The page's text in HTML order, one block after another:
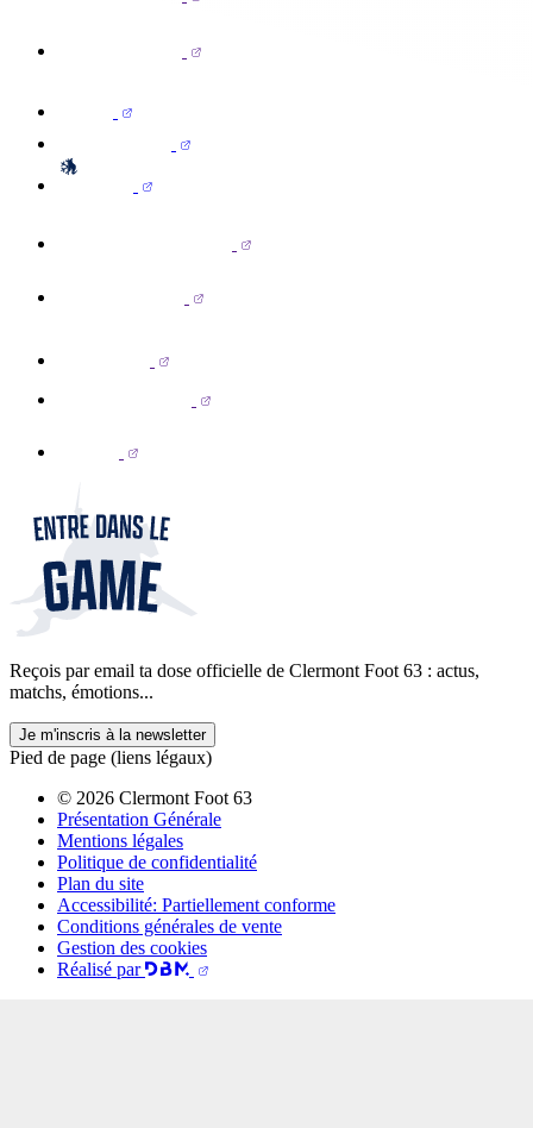
Reçois par email ta dose officielle de Clermont Foot 63 : actus,
matchs, émotions...
Je m'inscris à la newsletter
Pied de page (liens légaux)
© 2026 Clermont Foot 63
Présentation Générale
Mentions légales
Politique de confidentialité
Plan du site
Accessibilité: Partiellement conforme
Conditions générales de vente
Gestion des cookies
Réalisé par